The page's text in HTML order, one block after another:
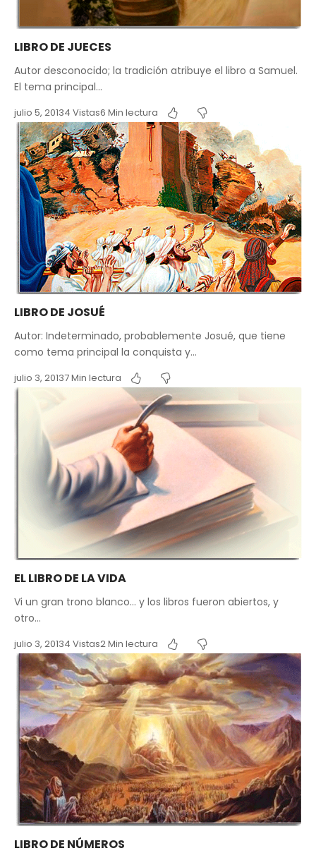
LIBRO DE JUECES
Autor desconocido; la tradición atribuye el libro a Samuel.
El tema principal…
julio 5, 20134 Vistas6 Min lectura
LIBRO DE JOSUÉ
Autor: Indeterminado, probablemente Josué, que tiene
como tema principal la conquista y…
julio 3, 20137 Min lectura
EL LIBRO DE LA VIDA
Vi un gran trono blanco… y los libros fueron abiertos, y
otro…
julio 3, 20134 Vistas2 Min lectura
LIBRO DE NÚMEROS